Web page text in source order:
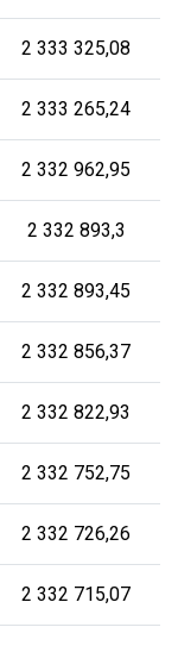
2 333 325,08
2 333 265,24
2 332 962,95
2 332 893,3
2 332 893,45
2 332 856,37
2 332 822,93
2 332 752,75
2 332 726,26
2 332 715,07